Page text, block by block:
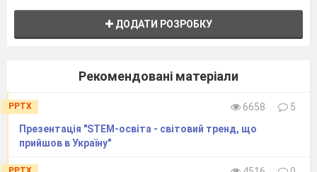
ДОДАТИ РОЗРОБКУ
Рекомендовані матеріали
PPTX 6658
5
Презентація "STEM-освіта - світовий тренд, що
прийшов в Україну"